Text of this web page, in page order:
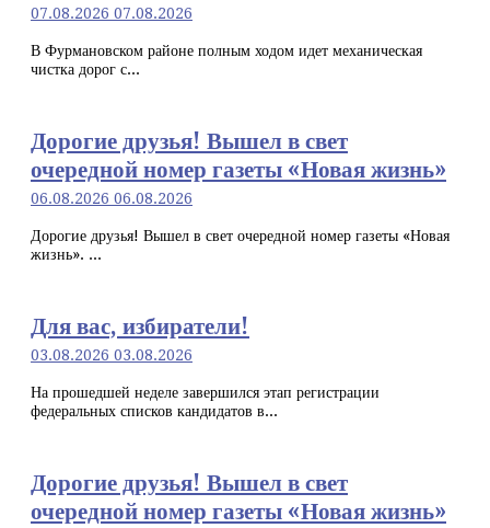
07.08.2026 07.08.2026
В Фурмановском районе полным ходом идет механическая
чистка дорог с...
Дорогие друзья! Вышел в свет
очередной номер газеты «Новая жизнь»
06.08.2026 06.08.2026
Дорогие друзья! Вышел в свет очередной номер газеты «Новая
жизнь». ...
Для вас, избиратели!
03.08.2026 03.08.2026
На прошедшей неделе завершился этап регистрации
федеральных списков кандидатов в...
Дорогие друзья! Вышел в свет
очередной номер газеты «Новая жизнь»